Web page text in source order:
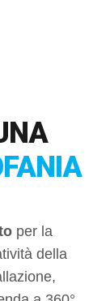
per la
della